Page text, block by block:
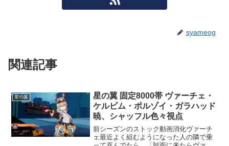
syameog
関連記事
星の翼
星の翼 固定8000帯 ヴァーチェ・
ケルビム・ボルゾイ・ガラハッド
暁、シャッフル色々視点
前シーズンのストック動画消化ヴァーチ
ェ最近よく組むようになった人の隣で乗